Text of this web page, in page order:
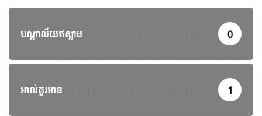
បណ្តាល័យឥស្លាម 0
អាល់គួរអាន 1